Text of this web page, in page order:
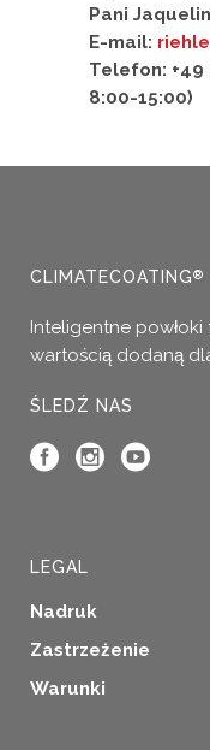
Pani
E-mail:
Telefon:
8:00-15:00)
CLIMATECOATING®
Inteligentne
wartością dodaną
ŚLEDŹ NAS
LEGAL
Nadruk
Zastrzeżenie
Warunki